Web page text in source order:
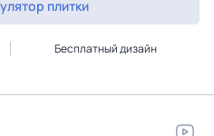
плитки
Бесплатный дизайн